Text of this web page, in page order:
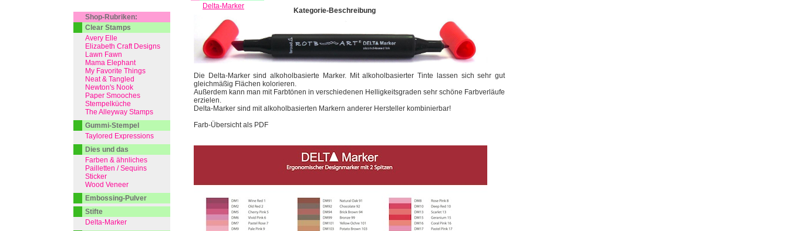
Delta-Marker
Kategorie-Beschreibung
Die Delta-Marker sind alkoholbasierte Marker. Mit alkoholbasierter Tinte lassen sich sehr gut
gleichmäßig Flächen kolorieren.
Außerdem kann man mit Farbtönen in verschiedenen Helligkeitsgraden sehr schöne Farbverläufe
erzielen.
Delta-Marker sind mit alkoholbasierten Markern anderer Hersteller kombinierbar!
Farb-Übersicht als PDF
Shop-Rubriken:
Clear Stamps
Avery Elle
Elizabeth Craft Designs
Lawn Fawn
Mama Elephant
My Favorite Things
Neat & Tangled
Newton's Nook
Paper Smooches
Stempelküche
The Alleyway Stamps
Gummi-Stempel
Taylored Expressions
Dies und das
Farben & ähnliches
Pailletten / Sequins
Sticker
Wood Veneer
Embossing-Pulver
Stifte
Delta-Marker